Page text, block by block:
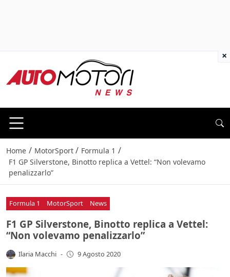
Home / MotorSport / Formula 1 /
F1 GP Silverstone, Binotto replica a Vettel: “Non volevamo
penalizzarlo”
Formula 1 MotorSport News
F1 GP Silverstone, Binotto replica a Vettel:
“Non volevamo penalizzarlo”
Ilaria Macchi - 9 Agosto 2020
×